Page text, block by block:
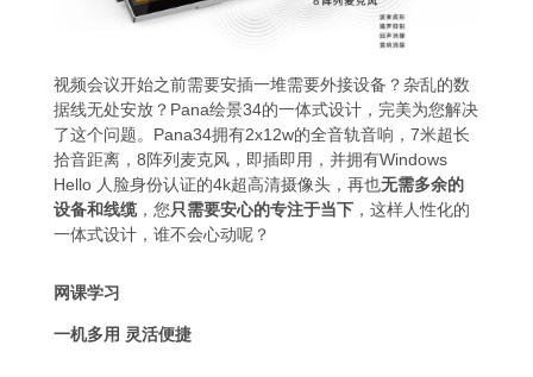
视频会议开始之前需要安插一堆需要外接设备？杂乱的数
据线无处安放？Pana绘景34的一体式设计，完美为您解决
了这个问题。Pana34拥有2x12w的全音轨音响，7米超长
拾音距离，8阵列麦克风，即插即用，并拥有Windows
Hello 人脸身份认证的4k超高清摄像头，再也无需多余的
设备和线缆，您只需要安心的专注于当下，这样人性化的
一体式设计，谁不会心动呢？
网课学习
一机多用 灵活便捷